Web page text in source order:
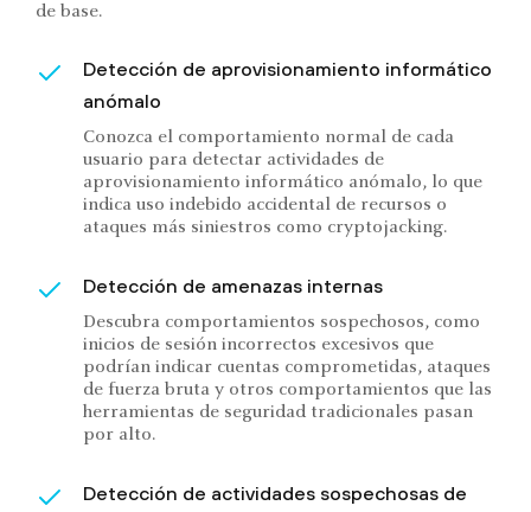
de base.
Detección de aprovisionamiento informático
anómalo
Conozca el comportamiento normal de cada
usuario para detectar actividades de
aprovisionamiento informático anómalo, lo que
indica uso indebido accidental de recursos o
ataques más siniestros como cryptojacking.
Detección de amenazas internas
Descubra comportamientos sospechosos, como
inicios de sesión incorrectos excesivos que
podrían indicar cuentas comprometidas, ataques
de fuerza bruta y otros comportamientos que las
herramientas de seguridad tradicionales pasan
por alto.
Detección de actividades sospechosas de